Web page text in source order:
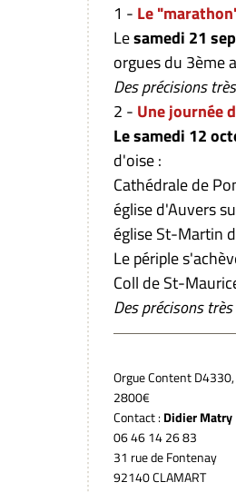
1 - Le
Lesamedi 21
orgues du 3ème
Des précisions
2 - Une journée
Le samedi 12
d'oise :
Cathédrale de
église d'Auvers
église St-Martin
Le périple
Coll de St-
Des précisons
Orgue Content
2800€
Contact :Didier Matry
06 46 14 26 83
31 rue de Fontenay
92140 CLAMART